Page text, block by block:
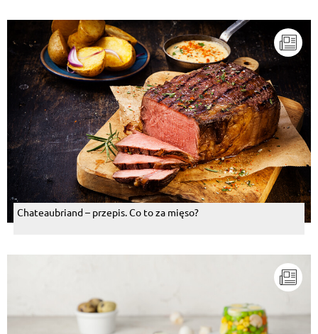
Chateaubriand – przepis. Co to za mięso?